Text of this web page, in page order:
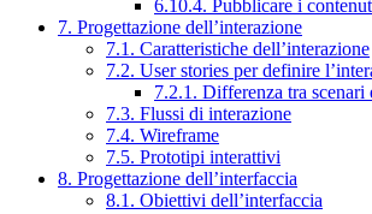
6.10.4. Pubblicare i
7. Progettazione dell’interazione
7.1. Caratteristiche dell’interazione
7.2. User stories per definire
7.2.1. Differenza tra scenari
7.3. Flussi di interazione
7.4. Wireframe
7.5. Prototipi interattivi
8. Progettazione dell’interfaccia
8.1. Obiettivi dell’interfaccia